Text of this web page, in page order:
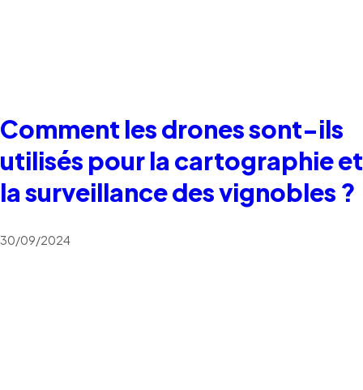
Comment les drones sont-ils
utilisés pour la cartographie et
la surveillance des vignobles ?
30/09/2024